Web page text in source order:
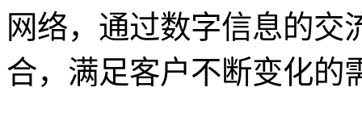
网络，通过数字信息的交
合，满足客户不断变化的